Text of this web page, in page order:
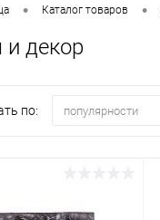
• Каталог товаров •
декор
по: популярности